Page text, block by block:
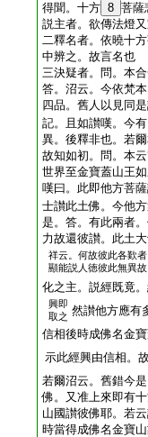
得聞。十方 8 菩薩
説主者。欲傳法燈
二釋名者。依曉十
中辨之。故言名也
三決疑者。問。本
答。沼云。今依梵
四品。舊人以見同
記。且如讃嘆。今
異。後釋非也。若
故知如初。問。本
世界至金寶蓋山王
嘆曰。此即他方菩
士讃此土佛。今他
是。答。有此兩者
力故還彼讃。此土
祥云。何故彼此各歎
顯能説人徳彼此無異故
化之主。説經既竟
興即
取之 然讃他方應有
信相後時成佛名金
示此經興由信相。
若爾沼云。舊錯今
佛。又准上來即有
山國讃彼佛耶。若
時當得成佛名金寶